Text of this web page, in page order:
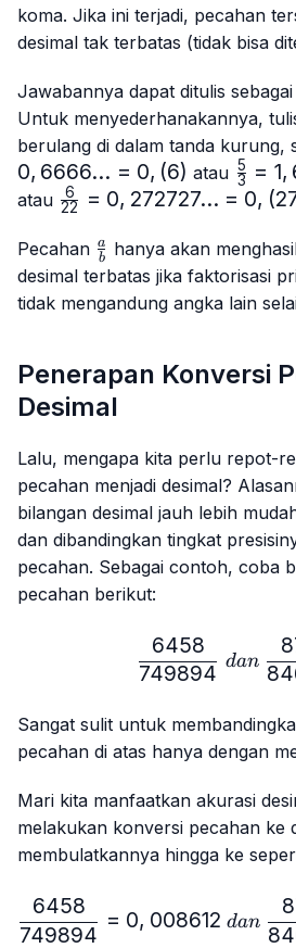
koma. Jika ini terjadi, pecahan
desimal tak terbatas (tidak bisa
Jawabannya dapat ditulis
Untuk menyederhanakannya,
berulang di dalam tanda kurung,
0, 6666... = 0, (6) atau
{3}=
= 1,(6)
3
5 = 1,
atau \frac{6}
= 0,(27)
22
6 = 0, 272727... = 0, (
Pecahan \frac{a}
{b}
b
a
hanya akan
desimal terbatas jika faktorisasi
tidak mengandung angka lain
Penerapan Konversi
Desimal
Lalu, mengapa kita perlu repot-
pecahan menjadi desimal?
bilangan desimal jauh lebih
dan dibandingkan tingkat
pecahan. Sebagai contoh, coba
pecahan berikut:
749894
6458
dan
Sangat sulit untuk
pecahan di atas hanya dengan
Mari kita manfaatkan akurasi
melakukan konversi pecahan ke
membulatkannya hingga ke
749894
6458
= 0, 008612 dan